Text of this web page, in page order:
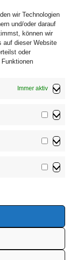
wir Technologien
und/oder darauf
können wir
auf dieser Website
oder
Immer aktiv
vor
wir nicht